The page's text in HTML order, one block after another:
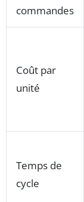
commandes
Coût par
unité
Temps de
cycle